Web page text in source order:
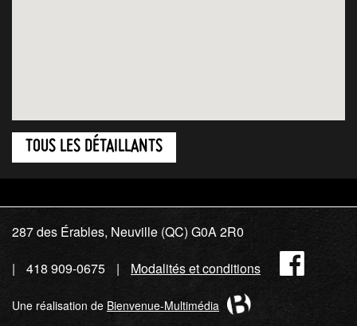
TOUS LES DÉTAILLANTS
287 des Érables, Neuville (QC) G0A 2R0
418 909-0675
Modalités et conditions
Une réalisation de Bienvenue-Multimédia